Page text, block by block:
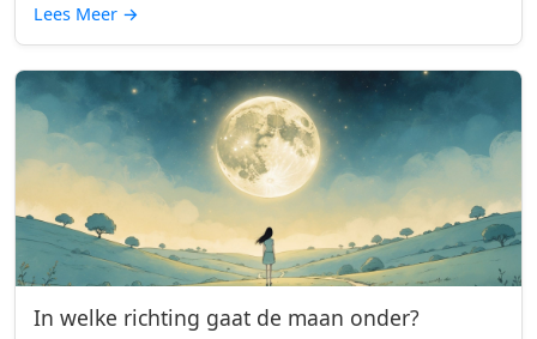
Lees Meer →
In welke richting gaat de maan onder?